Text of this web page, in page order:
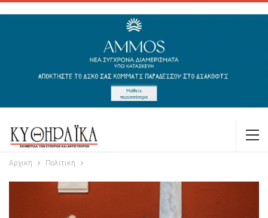
Αρχική Πολιτική